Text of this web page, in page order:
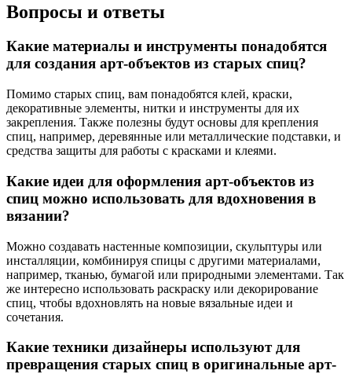
Вопросы и ответы
Какие материалы и инструменты понадобятся
для создания арт-объектов из старых спиц?
Помимо старых спиц, вам понадобятся клей, краски,
декоративные элементы, нитки и инструменты для их
закрепления. Также полезны будут основы для крепления
спиц, например, деревянные или металлические подставки, и
средства защиты для работы с красками и клеями.
Какие идеи для оформления арт-объектов из
спиц можно использовать для вдохновения в
вязании?
Можно создавать настенные композиции, скульптуры или
инсталляции, комбинируя спицы с другими материалами,
например, тканью, бумагой или природными элементами. Так
же интересно использовать раскраску или декорирование
спиц, чтобы вдохновлять на новые вязальные идеи и
сочетания.
Какие техники дизайнеры используют для
превращения старых спиц в оригинальные арт-